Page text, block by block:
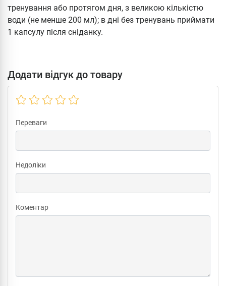
тренування або протягом дня, з великою кількістю
води (не менше 200 мл); в дні без тренувань приймати
1 капсулу після сніданку.
Додати відгук до товару
Переваги
Недоліки
Коментар